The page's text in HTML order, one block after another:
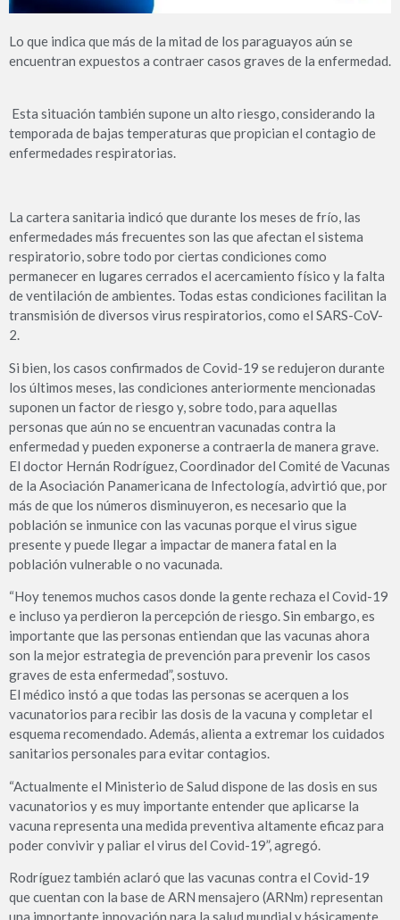
Lo que indica que más de la mitad de los paraguayos aún se
encuentran expuestos a contraer casos graves de la enfermedad.
Esta situación también supone un alto riesgo, considerando la
temporada de bajas temperaturas que propician el contagio de
enfermedades respiratorias.
La cartera sanitaria indicó que durante los meses de frío, las
enfermedades más frecuentes son las que afectan el sistema
respiratorio, sobre todo por ciertas condiciones como
permanecer en lugares cerrados el acercamiento físico y la falta
de ventilación de ambientes. Todas estas condiciones facilitan la
transmisión de diversos virus respiratorios, como el SARS-CoV-
2.
Si bien, los casos confirmados de Covid-19 se redujeron durante
los últimos meses, las condiciones anteriormente mencionadas
suponen un factor de riesgo y, sobre todo, para aquellas
personas que aún no se encuentran vacunadas contra la
enfermedad y pueden exponerse a contraerla de manera grave.
El doctor Hernán Rodríguez, Coordinador del Comité de Vacunas
de la Asociación Panamericana de Infectología, advirtió que, por
más de que los números disminuyeron, es necesario que la
población se inmunice con las vacunas porque el virus sigue
presente y puede llegar a impactar de manera fatal en la
población vulnerable o no vacunada.
“Hoy tenemos muchos casos donde la gente rechaza el Covid-19
e incluso ya perdieron la percepción de riesgo. Sin embargo, es
importante que las personas entiendan que las vacunas ahora
son la mejor estrategia de prevención para prevenir los casos
graves de esta enfermedad”, sostuvo.
El médico instó a que todas las personas se acerquen a los
vacunatorios para recibir las dosis de la vacuna y completar el
esquema recomendado. Además, alienta a extremar los cuidados
sanitarios personales para evitar contagios.
“Actualmente el Ministerio de Salud dispone de las dosis en sus
vacunatorios y es muy importante entender que aplicarse la
vacuna representa una medida preventiva altamente eficaz para
poder convivir y paliar el virus del Covid-19”, agregó.
Rodríguez también aclaró que las vacunas contra el Covid-19
que cuentan con la base de ARN mensajero (ARNm) representan
una importante innovación para la salud mundial y básicamente